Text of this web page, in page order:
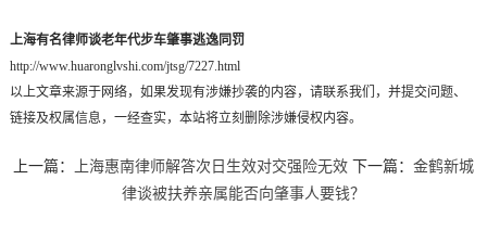
上海有名律师谈老年代步车肇事逃逸同罚
http://www.huaronglvshi.com/jtsg/7227.html
以上文章来源于网络，如果发现有涉嫌抄袭的内容，请联系我们，并提交问题、
链接及权属信息，一经查实，本站将立刻删除涉嫌侵权内容。
上一篇： 上海惠南律师解答次日生效对交强险无效下一篇： 金鹤新城
律谈被扶养亲属能否向肇事人要钱？